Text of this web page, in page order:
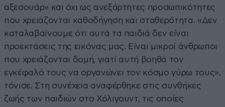
αξεσουάρ» και όχι ως ανεξάρτητες προσωπικότητες
που χρειάζονται καθοδήγηση και σταθερότητα. «Δεν
καταλαβαίνουμε ότι αυτά τα παιδιά δεν είναι
προεκτάσεις της εικόνας μας. Είναι μικροί άνθρωποι
που χρειάζονται δομή, γιατί αυτή βοηθά τον
εγκέφαλό τους να οργανώνει τον κόσμο γύρω τους»,
τόνισε. Στη συνέχεια αναφέρθηκε στις συνθήκες
ζωής των παιδιών στο Χόλιγουντ, τις οποίες